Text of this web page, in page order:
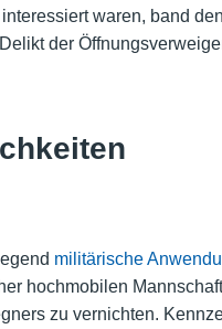
waren, band
der
militärische
hochmobilen
zu vernichten.